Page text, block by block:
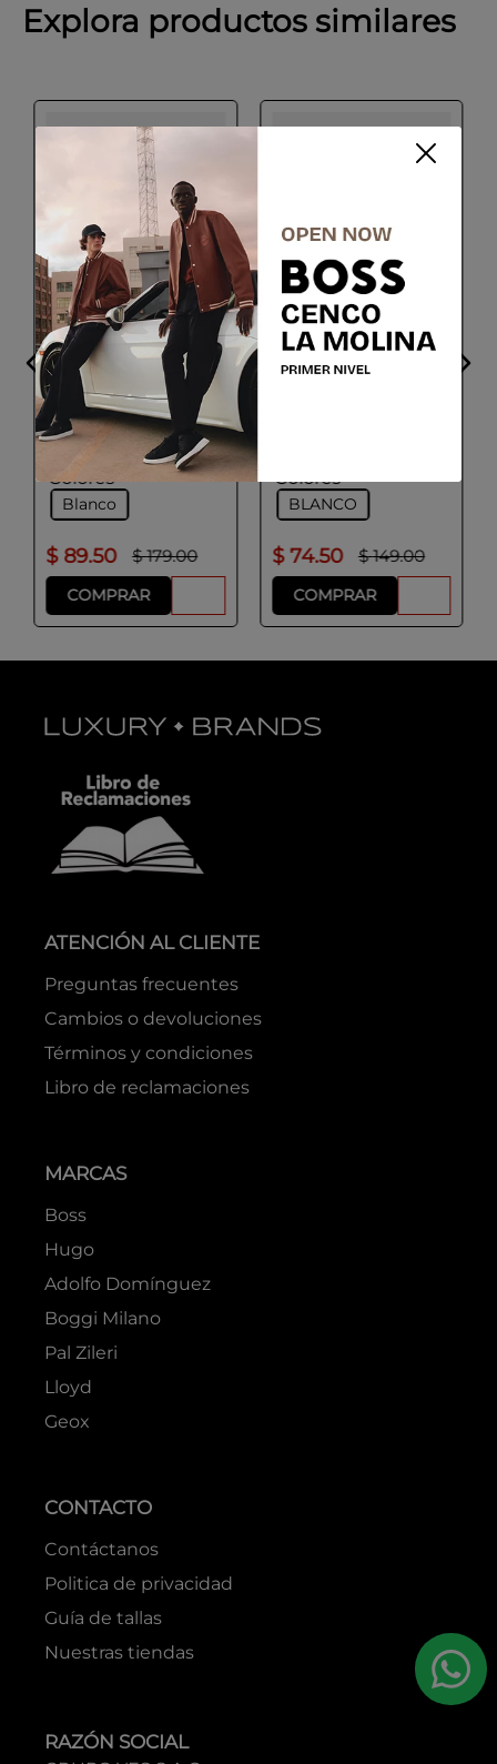
Explora productos similares
BOGGI MILANO
Camisa de popelina de
algodón Regular Fit
Talla
S M L XL
Colores
Blanco
$ 89.50 $ 179.00
COMPRAR
ADOLFO DOMINGUEZ
Camisa Sport Hombre
Blanco
Colores
BLANCO
$ 74.50 $ 149.00
COMPRAR
ATENCIÓN AL CLIENTE
Preguntas frecuentes
Cambios o devoluciones
Términos y condiciones
Libro de reclamaciones
MARCAS
Boss
Hugo
Adolfo Domínguez
Boggi Milano
Pal Zileri
Lloyd
Geox
CONTACTO
Contáctanos
Politica de privacidad
Guía de tallas
Nuestras tiendas
RAZÓN SOCIAL